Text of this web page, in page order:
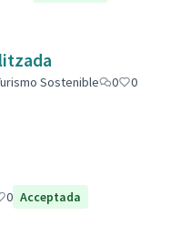
Sostenible 0
0
0 Acceptada